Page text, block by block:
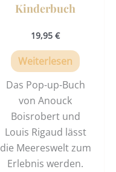
Kinderbuch
19,95 €
Weiterlesen
Das Pop-up-Buch
von Anouck
Boisrobert und
Louis Rigaud lässt
die Meereswelt zum
Erlebnis werden.